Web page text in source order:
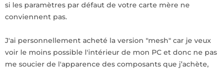
si les paramètres par défaut de votre carte mère ne
conviennent pas.
J'ai personnellement acheté la version "mesh" car je veux
voir le moins possible l'intérieur de mon PC et donc ne pas
me soucier de l'apparence des composants que j’achète,